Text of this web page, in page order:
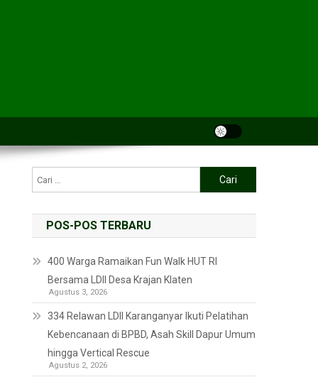
POS-POS TERBARU
400 Warga Ramaikan Fun Walk HUT RI
Bersama LDII Desa Krajan Klaten
Agustus 3, 2026
334 Relawan LDII Karanganyar Ikuti Pelatihan
Kebencanaan di BPBD, Asah Skill Dapur Umum
hingga Vertical Rescue
Agustus 2, 2026